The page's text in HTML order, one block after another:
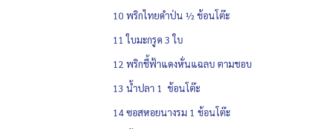
10 พริกไทยดำป่น ½ ช้อนโต๊ะ
11 ใบมะกรูด 3 ใบ
12 พริกชี้ฟ้าแดงหั่นแฉลบ ตามชอบ
13 น้ำปลา 1 ช้อนโต๊ะ
14 ซอสหอยนางรม 1 ช้อนโต๊ะ